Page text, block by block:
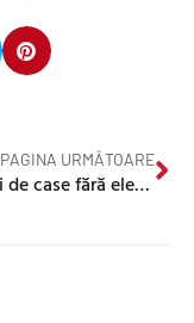
PAGINA URMĂTOARE
60 de mii de case fără electricitate în UK din cauza Furtunii Otto